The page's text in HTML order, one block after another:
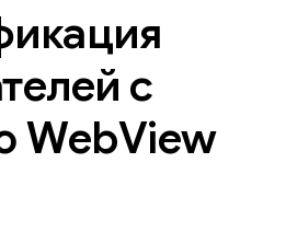
с
WebView